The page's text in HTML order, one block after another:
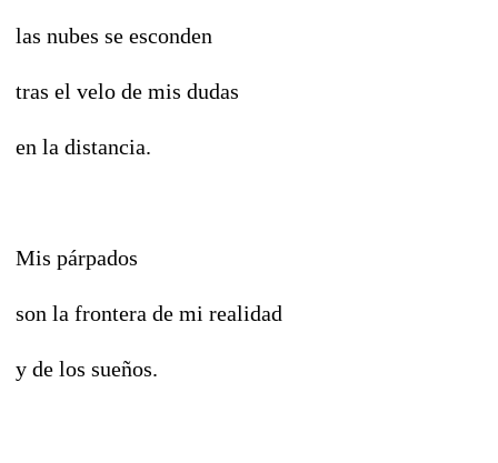
las nubes se esconden
tras el velo de mis dudas
en la distancia.
Mis párpados
son la frontera de mi realidad
y de los sueños.